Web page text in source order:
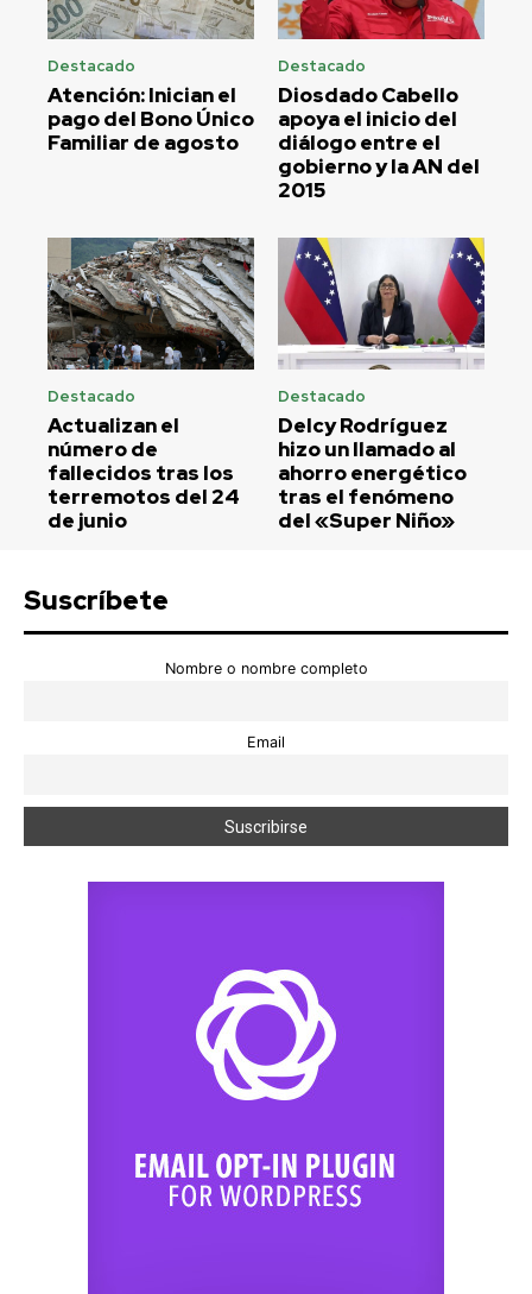
Destacado
Atención: Inician el
pago del Bono Único
Familiar de agosto
Destacado
Diosdado Cabello
apoya el inicio del
diálogo entre el
gobierno y la AN del
2015
Destacado
Actualizan el
número de
fallecidos tras los
terremotos del 24
de junio
Destacado
Delcy Rodríguez
hizo un llamado al
ahorro energético
tras el fenómeno
del «Super Niño»
Suscríbete
Nombre o nombre completo
Email